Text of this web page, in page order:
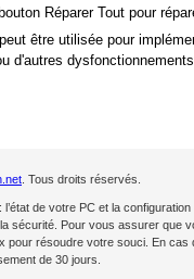
Réparer Tout pour
être utilisée pour
d'autres
. Tous droits réservés.
de votre PC et la
sécurité. Pour vous assurer que
pour résoudre votre souci. En
de 30 jours.